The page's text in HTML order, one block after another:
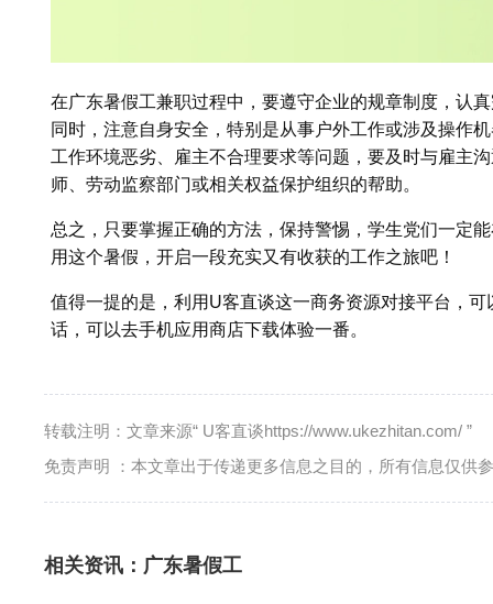
在广东暑假工兼职过程中，要遵守企业的规章制度，认
同时，注意自身安全，特别是从事户外工作或涉及操作
工作环境恶劣、雇主不合理要求等问题，要及时与雇主
师、劳动监察部门或相关权益保护组织的帮助。
总之，只要掌握正确的方法，保持警惕，学生党们一定
用这个暑假，开启一段充实又有收获的工作之旅吧！
值得一提的是，利用U客直谈这一商务资源对接平台，
话，可以去手机应用商店下载体验一番。
转载注明：文章来源“ U客直谈https://www.ukezhitan.com/ ”
免责声明 ：本文章出于传递更多信息之目的，所有信息仅供
相关资讯： 广东暑假工